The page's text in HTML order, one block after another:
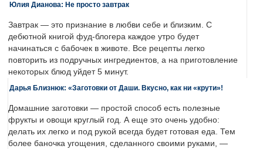
Юлия Дианова: Не просто завтрак
Завтрак — это признание в любви себе и близким. С
дебютной книгой фуд-блогера каждое утро будет
начинаться с бабочек в животе. Все рецепты легко
повторить из подручных ингредиентов, а на приготовление
некоторых блюд уйдет 5 минут.
Дарья Близнюк: «Заготовки от Даши. Вкусно, как ни «крути»!
Домашние заготовки — простой способ есть полезные
фрукты и овощи круглый год. А еще это очень удобно:
делать их легко и под рукой всегда будет готовая еда. Тем
более баночка угощения, сделанного своими руками, —